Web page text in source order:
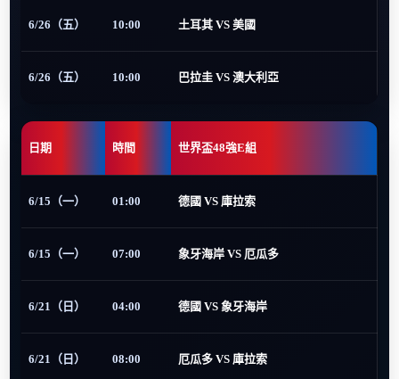
6/26（五） 10:00 土耳其 VS 美國
6/26（五） 10:00 巴拉圭 VS 澳大利亞
日期 時間 世界盃48強E組
6/15（一） 01:00 德國 VS 庫拉索
6/15（一） 07:00 象牙海岸 VS 厄瓜多
6/21（日） 04:00 德國 VS 象牙海岸
6/21（日） 08:00 厄瓜多 VS 庫拉索